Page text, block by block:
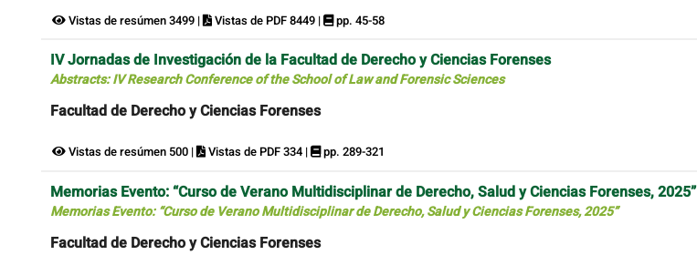
Vistas de resúmen 3499 | Vistas de PDF 8449 | pp. 45-58
IV Jornadas de Investigación de la Facultad de Derecho y Ciencias Forenses
Abstracts: IV Research Conference of the School of Law and Forensic Sciences
Facultad de Derecho y Ciencias Forenses
Vistas de resúmen 500 | Vistas de PDF 334 | pp. 289-321
Memorias Evento: “Curso de Verano Multidisciplinar de Derecho, Salud y Ciencias Forenses, 2025”
Memorias Evento: “Curso de Verano Multidisciplinar de Derecho, Salud y Ciencias Forenses, 2025”
Facultad de Derecho y Ciencias Forenses